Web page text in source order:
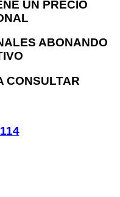
UN PRECIO
ABONANDO
CONSULTAR